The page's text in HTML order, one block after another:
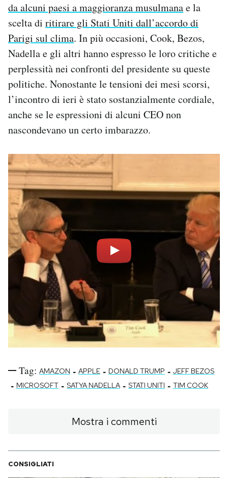
da alcuni paesi a maggioranza musulmanae la
scelta di ritirare gli Stati Uniti dall’accordo di
Parigi sul clima. In più occasioni, Cook, Bezos,
Nadella e gli altri hanno espresso le loro critiche e
perplessità nei confronti del presidente su queste
politiche. Nonostante le tensioni dei mesi scorsi,
l’incontro di ieri è stato sostanzialmente cordiale,
anche se le espressioni di alcuni CEO non
nascondevano un certo imbarazzo.
Tag: AMAZON - APPLE - DONALD TRUMP - JEFF BEZOS
- MICROSOFT - SATYA NADELLA - STATI UNITI - TIM COOK
Mostra i commenti
CONSIGLIATI